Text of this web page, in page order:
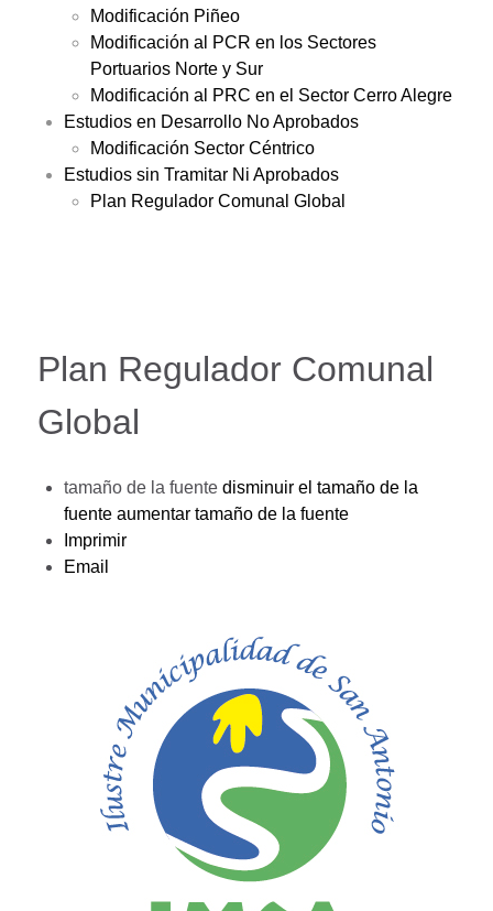
Modificación Piñeo
Modificación al PCR en los Sectores
Portuarios Norte y Sur
Modificación al PRC en el Sector Cerro Alegre
Estudios en Desarrollo No Aprobados
Modificación Sector Céntrico
Estudios sin Tramitar Ni Aprobados
Plan Regulador Comunal Global
Plan Regulador Comunal
Global
tamaño de la fuente disminuir el tamaño de la
fuente aumentar tamaño de la fuente
Imprimir
Email